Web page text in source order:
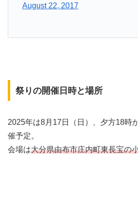
August 22, 2017
祭りの開催日時と場所
2025年は8月17日（日）、夕方18時
催予定。
会場は大分県由布市庄内町東長宝の